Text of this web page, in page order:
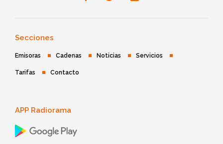
Secciones
Emisoras Cadenas Noticias Servicios
Tarifas Contacto
APP Radiorama